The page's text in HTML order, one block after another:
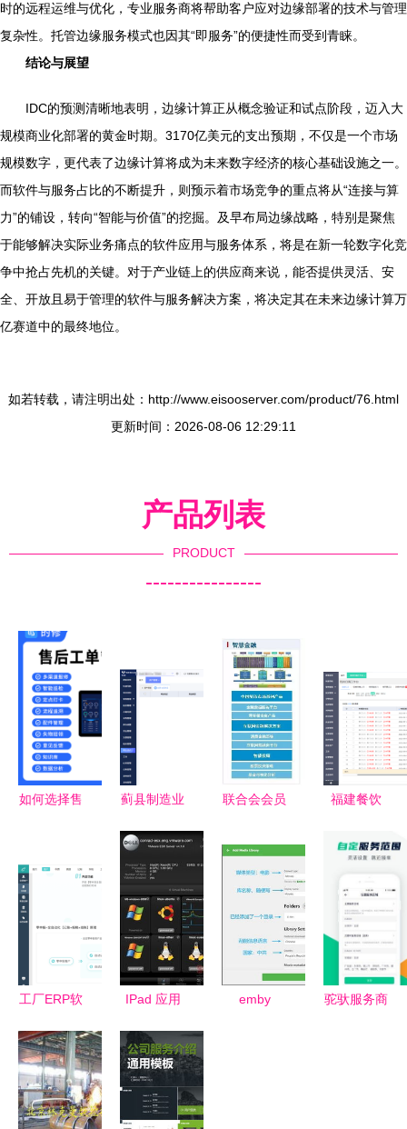
时的远程运维与优化，专业服务商将帮助客户应对边缘部署的技术与管理
复杂性。托管边缘服务模式也因其“即服务”的便捷性而受到青睐。
结论与展望
IDC的预测清晰地表明，边缘计算正从概念验证和试点阶段，迈入大
规模商业化部署的黄金时期。3170亿美元的支出预期，不仅是一个市场
规模数字，更代表了边缘计算将成为未来数字经济的核心基础设施之一。
而软件与服务占比的不断提升，则预示着市场竞争的重点将从“连接与算
力”的铺设，转向“智能与价值”的挖掘。及早布局边缘战略，特别是聚焦
于能够解决实际业务痛点的软件应用与服务体系，将是在新一轮数字化竞
争中抢占先机的关键。对于产业链上的供应商来说，能否提供灵活、安
全、开放且易于管理的软件与服务解决方案，将决定其在未来边缘计算万
亿赛道中的最终地位。
如若转载，请注明出处：http://www.eisooserver.com/product/76.html
更新时间：2026-08-06 12:29:11
产品列表
PRODUCT
----------------
如何选择售
服务管理系
统的价值与
蓟县制造业
升级 定制
ERP软件与
服务指南
联合会会员
服务企业助
力数字化转
福建餐饮
司 以软件
字化转型
工厂ERP软
务详解 选
型指南
IPad 应用
管理员的移
动利器
emby
驼驮服务商